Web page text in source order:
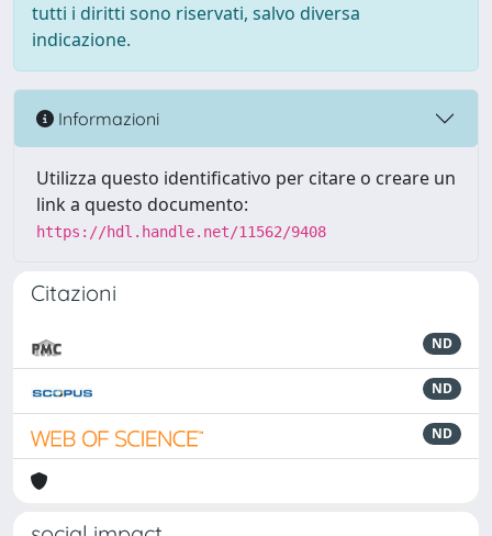
tutti i diritti sono riservati, salvo diversa
indicazione.
Informazioni
Utilizza questo identificativo per citare o creare un
link a questo documento:
https://hdl.handle.net/11562/9408
Citazioni
ND
ND
ND